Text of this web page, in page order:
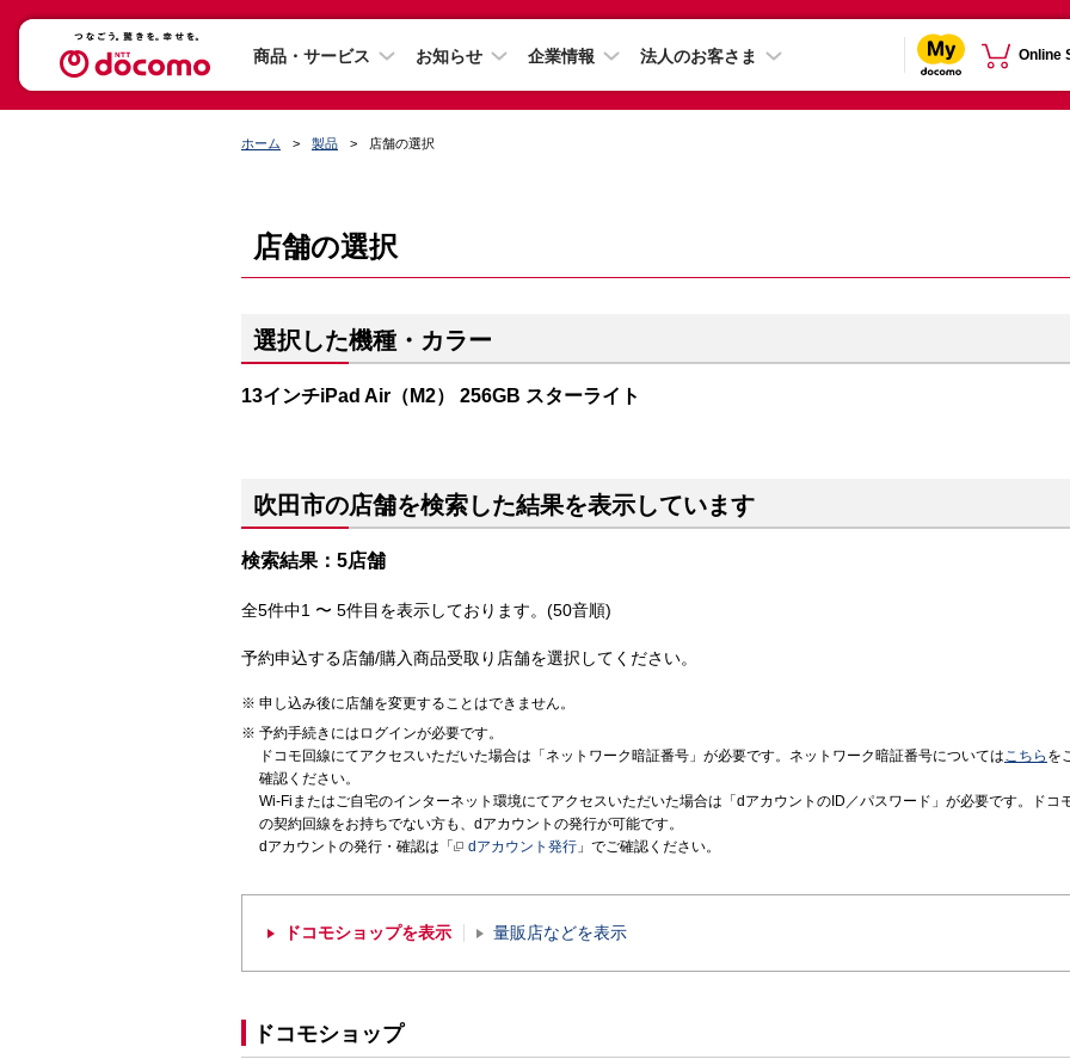
商品・サービス お知らせ 企業情報 法人のお客さま Online
ホーム 製品 店舗の選択
店舗の選択
選択した機種・カラー
13インチiPad Air（M2） 256GB スターライト
吹田市の店舗を検索した結果を表示しています
検索結果：5店舗
全5件中1 〜 5件目を表示しております。(50音順)
予約申込する店舗/購入商品受取り店舗を選択してください。
申し込み後に店舗を変更することはできません。
予約手続きにはログインが必要です。
ドコモ回線にてアクセスいただいた場合は「ネットワーク暗証番号」が必要です。ネットワーク暗証番号についてはこちら を
確認ください。
Wi-Fiまたはご自宅のインターネット環境にてアクセスいただいた場合は「dアカウントのID／パスワード」が必要です。ドコ
の契約回線をお持ちでない方も、dアカウントの発行が可能です。
dアカウントの発行・確認は「
dアカウント発行 」でご確認ください。
ドコモショップを表示 量販店などを表示
ドコモショップ